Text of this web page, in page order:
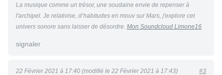
La musique comme un trésor, une soudaine envie de repenser à
l'archipel. Je relativise, d’habitudes en mouv sur Mars, j'explore cet
univers sonore sans laisser de désordre. Mon Soundcloud Limone16
signaler
22 Février 2021 à 17:40 (modifié le 22 Février 2021 à 17:43) #3